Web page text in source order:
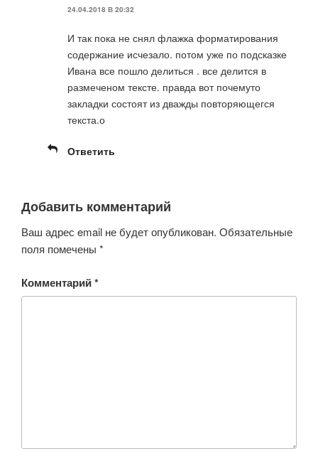
24.04.2018 В 20:32
И так пока не снял флажка форматирования
содержание исчезало. потом уже по подсказке
Ивана все пошло делиться . все делится в
размеченом тексте. правда вот почемуто
закладки состоят из дважды повторяющегся
текста.о
Ответить
Добавить комментарий
Ваш адрес email не будет опубликован. Обязательные
поля помечены *
Комментарий*